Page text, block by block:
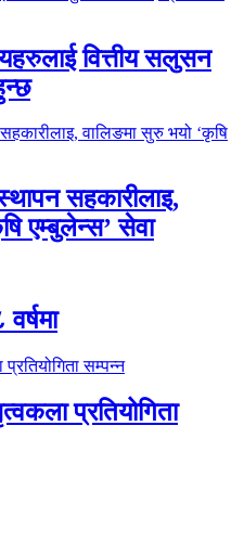
वित्तीय सलुसन
सहकारीलाइ,
एम्बुलेन्स’ सेवा
प्रतियोगिता